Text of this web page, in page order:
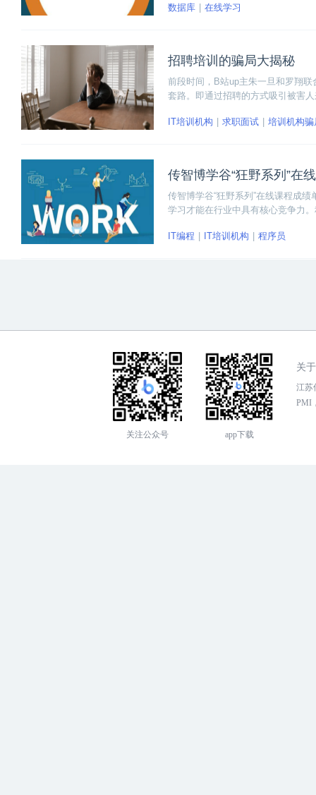
l数据库的学习大纲：
数据库 在线学习
招聘培训的骗局大揭秘
前段时间，B站up主朱一旦和罗翔
套路。即通过招聘的方式吸引被害
谁不知道？但是每年中招的受害人
IT培训机构 求职面试 培训机构骗
传智博学谷“狂野系列”在
传智博学谷“狂野系列”在线课程成
学习才能在行业中具有核心竞争力
IT编程
IT培训机构 程序员
关注公众号 app下载
关
江苏
PMI